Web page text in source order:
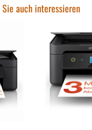
auch interessieren